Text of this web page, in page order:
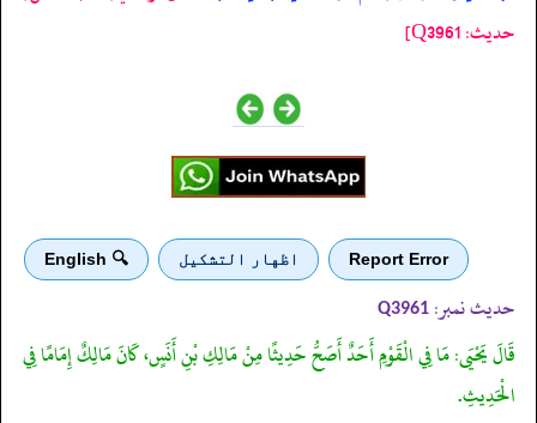
حدیث: Q3961]
Report Error اظهار التشكيل 🔍 English
حدیث نمبر: Q3961
قَالَ يَحْيَى: مَا فِي الْقَوْمِ أَحَدٌ أَصَحُّ حَدِيثًا مِنْ مَالِكِ بْنِ أَنَسٍ، كَانَ مَالِكٌ إِمَامًا فِي
الْحَدِيثِ.